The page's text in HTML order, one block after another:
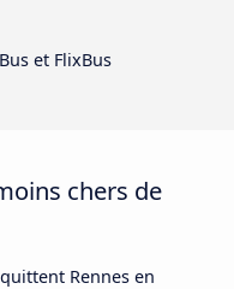
et FlixBus
chers de
Rennes en